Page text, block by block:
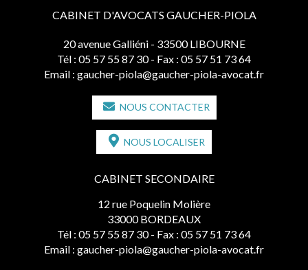
CABINET D'AVOCATS GAUCHER-PIOLA
20 avenue Galliéni - 33500 LIBOURNE
Tél : 05 57 55 87 30 - Fax : 05 57 51 73 64
Email : gaucher-piola@gaucher-piola-avocat.fr
NOUS CONTACTER
NOUS LOCALISER
CABINET SECONDAIRE
12 rue Poquelin Molière
33000 BORDEAUX
Tél : 05 57 55 87 30 - Fax : 05 57 51 73 64
Email : gaucher-piola@gaucher-piola-avocat.fr